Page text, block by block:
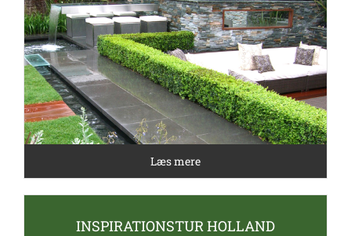
Læs mere
INSPIRATIONSTUR HOLLAND